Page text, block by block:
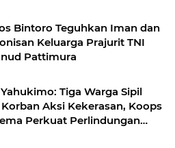
Bintoro Teguhkan Iman dan
Keluarga Prajurit TNI
Pattimura
Tiga Warga Sipil
Aksi Kekerasan, Koops
Perkuat Perlindungan